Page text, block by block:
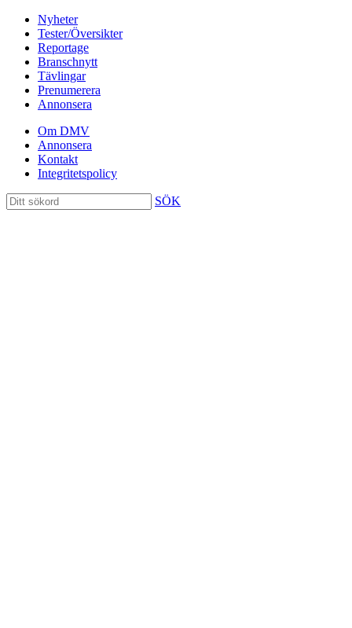
Nyheter
Tester/Översikter
Reportage
Branschnytt
Tävlingar
Prenumerera
Annonsera
Om DMV
Annonsera
Kontakt
Integritetspolicy
SÖK